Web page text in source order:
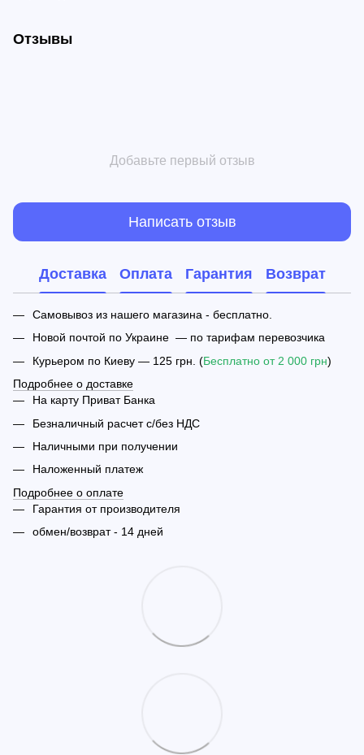
Отзывы
Добавьте первый отзыв
Написать отзыв
Доставка Оплата Гарантия Возврат
Самовывоз из нашего магазина - бесплатно.
Новой почтой по Украине — по тарифам перевозчика
Курьером по Киеву — 125 грн. (Бесплатно от 2 000 грн)
Подробнее о доставке
На карту Приват Банка
Безналичный расчет с/без НДС
Наличными при получении
Наложенный платеж
Подробнее о оплате
Гарантия от производителя
обмен/возврат - 14 дней